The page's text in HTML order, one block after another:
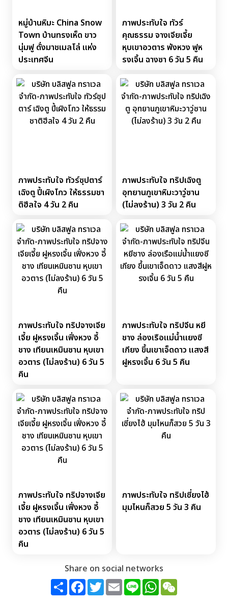
หมู่บ้านหิมะ China Snow
Town บ้านทรงเห็ด ขาว
นุ่มฟู ดั่งมาชเมลโล่ แห่ง
ประเทศจีน
ภาพประทับใจ ทัวร์
คุณธรรม จางเจียเจี้ย
หุบเขาอวตาร ฟ่งหวง ฟูห
รงเจิ้น ฉางซา 6 วัน 5 คืน
ภาพประทับใจ ทัวร์ซุปตาร์
เฉิงตู ปี้เผิงโกว ให้ธรรมชา
ติฮีลใจ 4 วัน 2 คืน
ภาพประทับใจ ทริปเฉิงตู
อุทยานภูเขาหิมะวาวู่ซาน
(ไม่ลงร้าน) 3 วัน 2 คืน
ภาพประทับใจ ทริปจางเจีย
เจี้ย ฝูหรงเจิ้น เฟิ่งหวง อี้
ชาง เทียนเหมินซาน หุบเขา
อวตาร (ไม่ลงร้าน) 6 วัน 5
คืน
ภาพประทับใจ ทริปจีน หยี
ชาง ล่องเรือแม่น้ำแยงซี
เกียง ขึ้นเขาเจ็ดดาว แสงสี
ฝูหรงเจิ้น 6 วัน 5 คืน
ภาพประทับใจ ทริปจางเจีย
เจี้ย ฝูหรงเจิ้น เฟิ่งหวง อี้
ชาง เทียนเหมินซาน หุบเขา
อวตาร (ไม่ลงร้าน) 6 วัน 5
คืน
ภาพประทับใจ ทริปเซี่ยงไฮ้
มุมไหนก็สวย 5 วัน 3 คืน
Share on social networks
ShareFacebook
TwitterEmailLine WhatsApp